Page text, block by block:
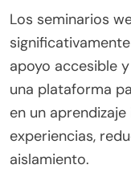
Los seminarios
apoyo accesible
una plataforma
en un
experiencias,
aislamiento.